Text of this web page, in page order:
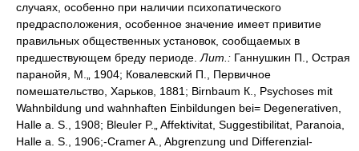
случаях, особенно при наличии психопатического
предрасположения, особенное значение имеет привитие
правильных общественных установок, сообщаемых в
предшествующем бреду периоде. Лит.: Ганнушкин П., Острая
паранойя, М.„ 1904; Ковалевский П., Первичное
помешательство, Харьков, 1881; Birnbaum К., Psychoses mit
Wahnbildung und wahnhaften Einbildungen bei= Degenerativen,
Halle a. S., 1908; Bleuler P.„ Affektivitat, Suggestibilitat, Paranoia,
Halle a. S., 1906;-Cramer A., Abgrenzung und Differenzial-